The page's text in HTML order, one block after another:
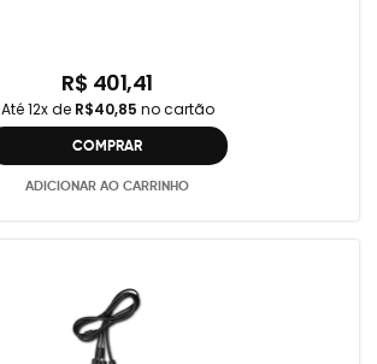
R$ 401,41
Até 12x de R$40,85 no cartão
COMPRAR
ADICIONAR AO CARRINHO